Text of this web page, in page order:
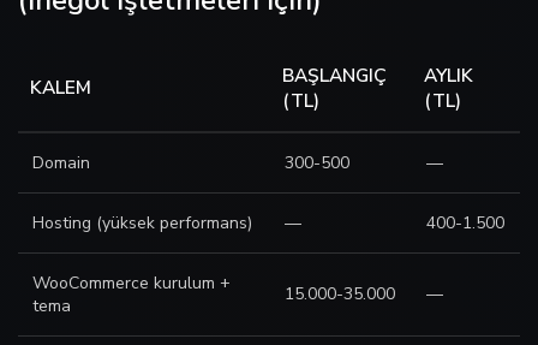
KALEM
BAŞLANGIÇ
(TL)
AYLIK
(TL)
Domain 300-500 —
Hosting (yüksek performans) — 400-1.500
WooCommerce kurulum +
tema
15.000-35.000 —